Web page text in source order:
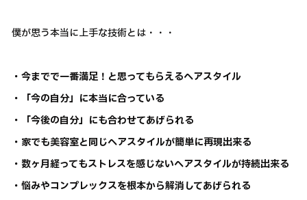
僕が思う本当に上手な技術とは・・・
・今までで一番満足！と思ってもらえるヘアスタイル
・「今の自分」に本当に合っている
・「今後の自分」にも合わせてあげられる
・家でも美容室と同じヘアスタイルが簡単に再現出来る
・数ヶ月経ってもストレスを感じないヘアスタイルが持続出来る
・悩みやコンプレックスを根本から解消してあげられる